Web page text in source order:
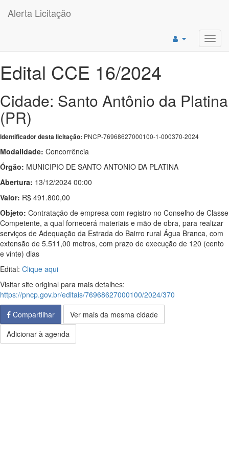
Alerta Licitação
Edital CCE 16/2024
Cidade: Santo Antônio da Platina
(PR)
Identificador desta licitação: PNCP-76968627000100-1-000370-2024
Modalidade: Concorrência
Órgão: MUNICIPIO DE SANTO ANTONIO DA PLATINA
Abertura: 13/12/2024 00:00
Valor: R$ 491.800,00
Objeto: Contratação de empresa com registro no Conselho de Classe
Competente, a qual fornecerá materiais e mão de obra, para realizar
serviços de Adequação da Estrada do Bairro rural Água Branca, com
extensão de 5.511,00 metros, com prazo de execução de 120 (cento
e vinte) dias
Edital: Clique aqui
Visitar site original para mais detalhes:
https://pncp.gov.br/editais/76968627000100/2024/370
Compartilhar
Ver mais da mesma cidade
Adicionar à agenda